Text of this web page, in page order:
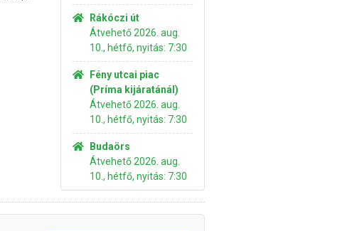
Rákóczi út
Átvehető 2026. aug.
10., hétfő, nyitás: 7:30
Fény utcai piac
(Príma kijáratánál)
Átvehető 2026. aug.
10., hétfő, nyitás: 7:30
Budaörs
Átvehető 2026. aug.
10., hétfő, nyitás: 7:30